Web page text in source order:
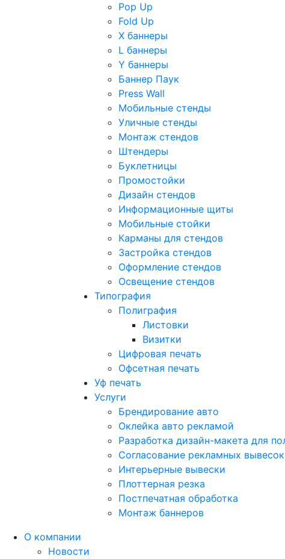
Pop Up
Fold Up
Х баннеры
L баннеры
Y баннеры
Баннер Паук
Press Wall
Мобильные стенды
Уличные стенды
Монтаж стендов
Штендеры
Буклетницы
Промостойки
Дизайн стендов
Информационные щиты
Мобильные стойки
Карманы для стендов
Застройка стендов
Оформление стендов
Освещение стендов
Типография
Полиграфия
Листовки
Визитки
Цифровая печать
Офсетная печать
Уф печать
Услуги
Брендирование авто
Оклейка авто рекламой
Разработка дизайн-макета для
Согласование рекламных вывесок
Интерьерные вывески
Плоттерная резка
Постпечатная обработка
Монтаж баннеров
О компании
Новости